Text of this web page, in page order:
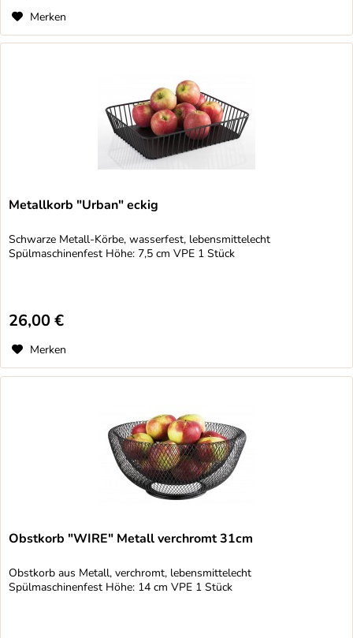
Merken
Metallkorb "Urban" eckig
Schwarze Metall-Körbe, wasserfest, lebensmittelecht
Spülmaschinenfest Höhe: 7,5 cm VPE 1 Stück
26,00 €
Merken
Obstkorb "WIRE" Metall verchromt 31cm
Obstkorb aus Metall, verchromt, lebensmittelecht
Spülmaschinenfest Höhe: 14 cm VPE 1 Stück